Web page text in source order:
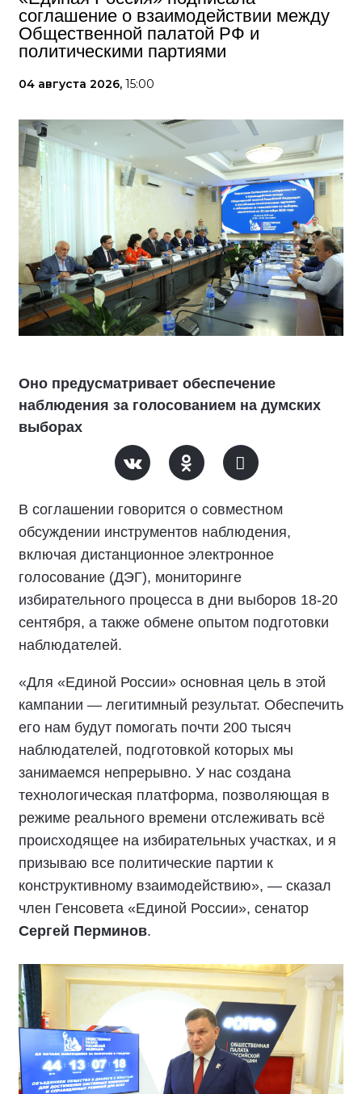
соглашение о взаимодействии между
Общественной палатой РФ и
политическими партиями
04 августа 2026, 15:00
Оно предусматривает обеспечение
наблюдения за голосованием на думских
выборах
В соглашении говорится о совместном
обсуждении инструментов наблюдения,
включая дистанционное электронное
голосование (ДЭГ), мониторинге
избирательного процесса в дни выборов 18-20
сентября, а также обмене опытом подготовки
наблюдателей.
«Для «Единой России» основная цель в этой
кампании — легитимный результат. Обеспечить
его нам будут помогать почти 200 тысяч
наблюдателей, подготовкой которых мы
занимаемся непрерывно. У нас создана
технологическая платформа, позволяющая в
режиме реального времени отслеживать всё
происходящее на избирательных участках, и я
призываю все политические партии к
конструктивному взаимодействию», — сказал
член Генсовета «Единой России», сенатор
Сергей Перминов.